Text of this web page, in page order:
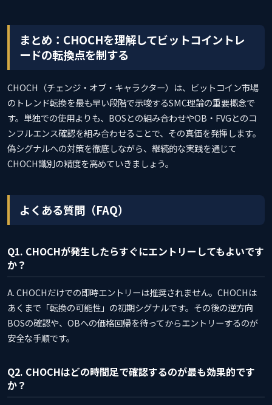
まとめ：CHOCHを理解してビットコイントレ
ードの転換点を制する
CHOCH（チェンジ・オブ・キャラクター）は、ビットコイン市場
のトレンド転換を最も早い段階で示唆するSMC理論の重要概念で
す。単独での使用よりも、BOSとの組み合わせやOB・FVGとのコ
ンフルエンス確認を組み合わせることで、その真価を発揮します。
偽シグナルへの対策を徹底しながら、継続的な実践を通じて
CHOCH識別の精度を高めていきましょう。
よくある質問（FAQ）
Q1. CHOCHが発生したらすぐにエントリーしてもよいです
か？
A. CHOCHだけでの即時エントリーは推奨されません。CHOCHは
あくまで「転換の可能性」の初期シグナルです。その後の逆方向
BOSの確認や、OBへの価格回帰を待ってからエントリーするのが
安全な手順です。
Q2. CHOCHはどの時間足で確認するのが最も効果的です
か？